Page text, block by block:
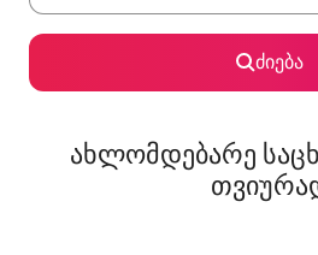
ძიება
ახლომდებარე